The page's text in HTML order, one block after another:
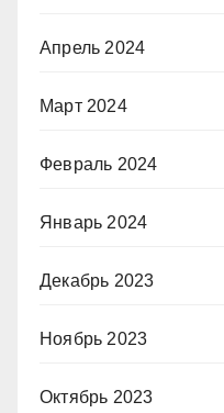
Апрель 2024
Март 2024
Февраль 2024
Январь 2024
Декабрь 2023
Ноябрь 2023
Октябрь 2023